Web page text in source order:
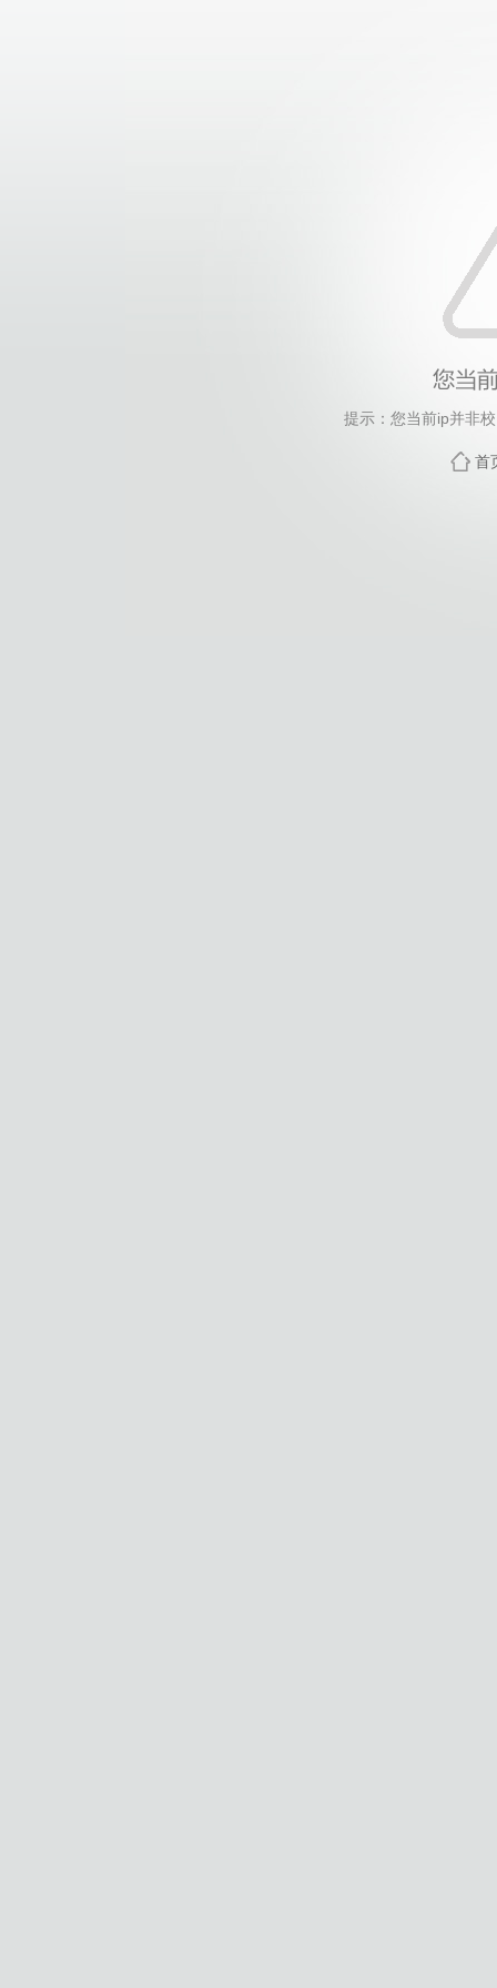
提示：您当前ip并非
首